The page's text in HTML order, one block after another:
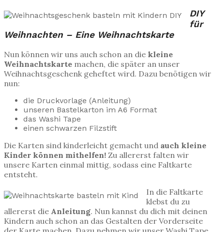
DIY
für
Weihnachten – Eine Weihnachtskarte
Nun können wir uns auch schon an die kleine
Weihnachtskarte machen, die später an unser
Weihnachtsgeschenk geheftet wird. Dazu benötigen wir
nun:
die Druckvorlage (Anleitung)
unseren Bastelkarton im A6 Format
das Washi Tape
einen schwarzen Filzstift
Die Karten sind kinderleicht gemacht und auch kleine
Kinder können mithelfen! Zu allererst falten wir
unsere Karten einmal mittig, sodass eine Faltkarte
entsteht.
In die Faltkarte
klebst du zu
allererst die Anleitung. Nun kannst du dich mit deinen
Kindern auch schon an das Gestalten der Vorderseite